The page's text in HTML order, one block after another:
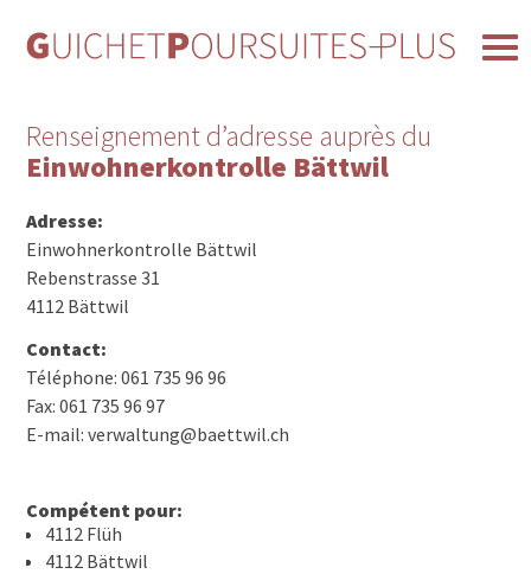
Renseignement d’adresse auprès du
Einwohnerkontrolle Bättwil
Adresse:
Einwohnerkontrolle Bättwil
Rebenstrasse 31
4112 Bättwil
Contact:
Téléphone: 061 735 96 96
Fax: 061 735 96 97
E-mail: verwaltung@baettwil.ch
Compétent pour:
4112 Flüh
4112 Bättwil